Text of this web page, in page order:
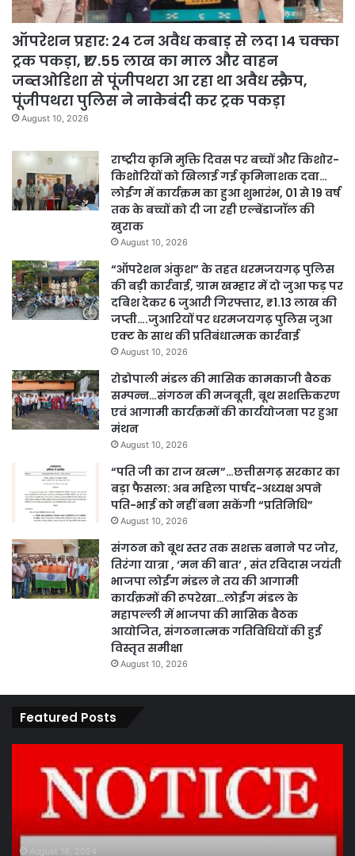
ऑपरेशन प्रहार: 24 टन अवैध कबाड़ से लदा 14 चक्का
ट्रक पकड़ा, ₹17.55 लाख का माल और वाहन
जब्तओडिशा से पूंजीपथरा आ रहा था अवैध स्क्रैप,
पूंजीपथरा पुलिस ने नाकेबंदी कर ट्रक पकड़ा
August 10, 2026
राष्ट्रीय कृमि मुक्ति दिवस पर बच्चों और किशोर-
किशोरियों को खिलाई गई कृमिनाशक दवा…
लोईंग में कार्यक्रम का हुआ शुभारंभ, 01 से 19 वर्ष
तक के बच्चों को दी जा रही एल्बेंडाजॉल की
खुराक
August 10, 2026
“ऑपरेशन अंकुश” के तहत धरमजयगढ़ पुलिस
की बड़ी कार्रवाई, ग्राम खम्हार में दो जुआ फड़ पर
दबिश देकर 6 जुआरी गिरफ्तार, ₹1.13 लाख की
जप्ती….जुआरियों पर धरमजयगढ़ पुलिस जुआ
एक्ट के साथ की प्रतिबंधात्मक कार्रवाई
August 10, 2026
रोडोपाली मंडल की मासिक कामकाजी बैठक
सम्पन्न…संगठन की मजबूती, बूथ सशक्तिकरण
एवं आगामी कार्यक्रमों की कार्ययोजना पर हुआ
मंथन
August 10, 2026
“पति जी का राज खत्म”…छत्तीसगढ़ सरकार का
बड़ा फैसला: अब महिला पार्षद-अध्यक्ष अपने
पति-भाई को नहीं बना सकेंगी “प्रतिनिधि”
August 10, 2026
संगठन को बूथ स्तर तक सशक्त बनाने पर जोर,
तिरंगा यात्रा , ‘मन की बात’ , संत रविदास जयंती
भाजपा लोईंग मंडल ने तय की आगामी
कार्यक्रमों की रूपरेखा…लोईंग मंडल के
महापल्ली में भाजपा की मासिक बैठक
आयोजित, संगठनात्मक गतिविधियों की हुई
विस्तृत समीक्षा
August 10, 2026
Featured Posts
ठेकेदार
को
जारी August 16, 2024